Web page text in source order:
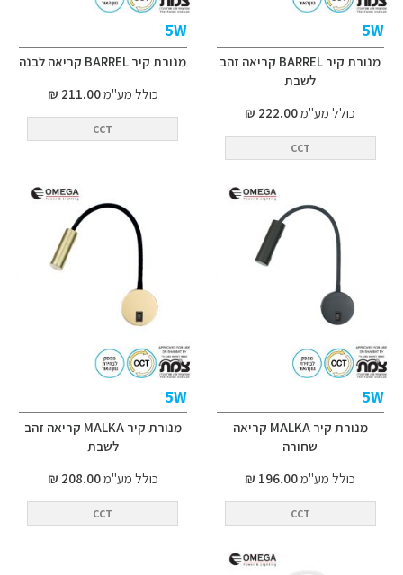
5W
מנורת קיר BARREL קריאה זהב
לשבת
כולל מע"מ222.00 ₪
CCT
5W
מנורת קיר BARREL קריאה לבנה
כולל מע"מ211.00 ₪
CCT
5W
מנורת קיר MALKA קריאה
שחורה
כולל מע"מ196.00 ₪
CCT
5W
מנורת קיר MALKA קריאה זהב
לשבת
כולל מע"מ208.00 ₪
CCT